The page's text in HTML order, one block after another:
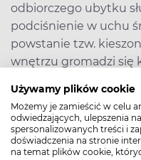
Używamy plików cookie
Możemy je zamieścić w celu
odwiedzających, ulepszenia
spersonalizowanych treści i
doświadczenia na stronie
na temat plików cookie,
odbiorczego ubytku
podciśnienie w uchu
powstanie tzw.
wnętrzu gromadzi się
choroba trudna w
wewnątrzskroniowe i
rozwoju perlaka
inne możliwe